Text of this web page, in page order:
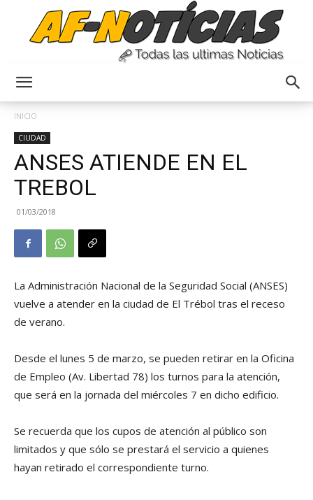
INICIO
CIUDAD
ANSES ATIENDE EN EL
TREBOL
01/03/2018
La Administración Nacional de la Seguridad Social (ANSES)
vuelve a atender en la ciudad de El Trébol tras el receso
de verano.
Desde el lunes 5 de marzo, se pueden retirar en la Oficina
de Empleo (Av. Libertad 78) los turnos para la atención,
que será en la jornada del miércoles 7 en dicho edificio.
Se recuerda que los cupos de atención al público son
limitados y que sólo se prestará el servicio a quienes
hayan retirado el correspondiente turno.